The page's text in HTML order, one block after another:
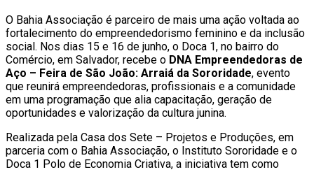
O Bahia Associação é parceiro de mais uma ação voltada ao
fortalecimento do empreendedorismo feminino e da inclusão
social. Nos dias 15 e 16 de junho, o Doca 1, no bairro do
Comércio, em Salvador, recebe o DNA Empreendedoras de
Aço – Feira de São João: Arraiá da Sororidade, evento
que reunirá empreendedoras, profissionais e a comunidade
em uma programação que alia capacitação, geração de
oportunidades e valorização da cultura junina.
Realizada pela Casa dos Sete – Projetos e Produções, em
parceria com o Bahia Associação, o Instituto Sororidade e o
Doca 1 Polo de Economia Criativa, a iniciativa tem como